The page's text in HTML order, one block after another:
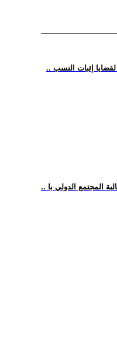
إثبات النسب
المجتمع الدولي با